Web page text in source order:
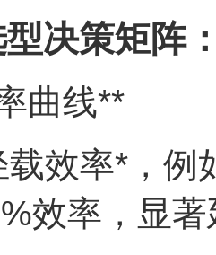
决策矩阵
曲线**
效率*，例
效率，显